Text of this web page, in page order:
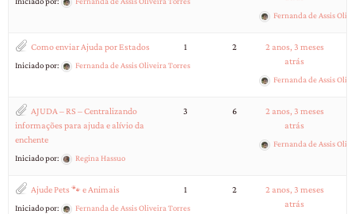
Fernanda de Assis
Como enviar Ajuda por Estados
Iniciado por: Fernanda de Assis Oliveira Torres
1 2
2 anos, 3 meses
atrás
Fernanda de Assis
AJUDA – RS – Centralizando
informações para ajuda e alívio da
enchente
Iniciado por: Regina Hassuo
3 6
2 anos, 3 meses
atrás
Fernanda de Assis
Ajude Pets 🐾 e Animais
Iniciado por: Fernanda de Assis Oliveira Torres
1 2
2 anos, 3 meses
atrás